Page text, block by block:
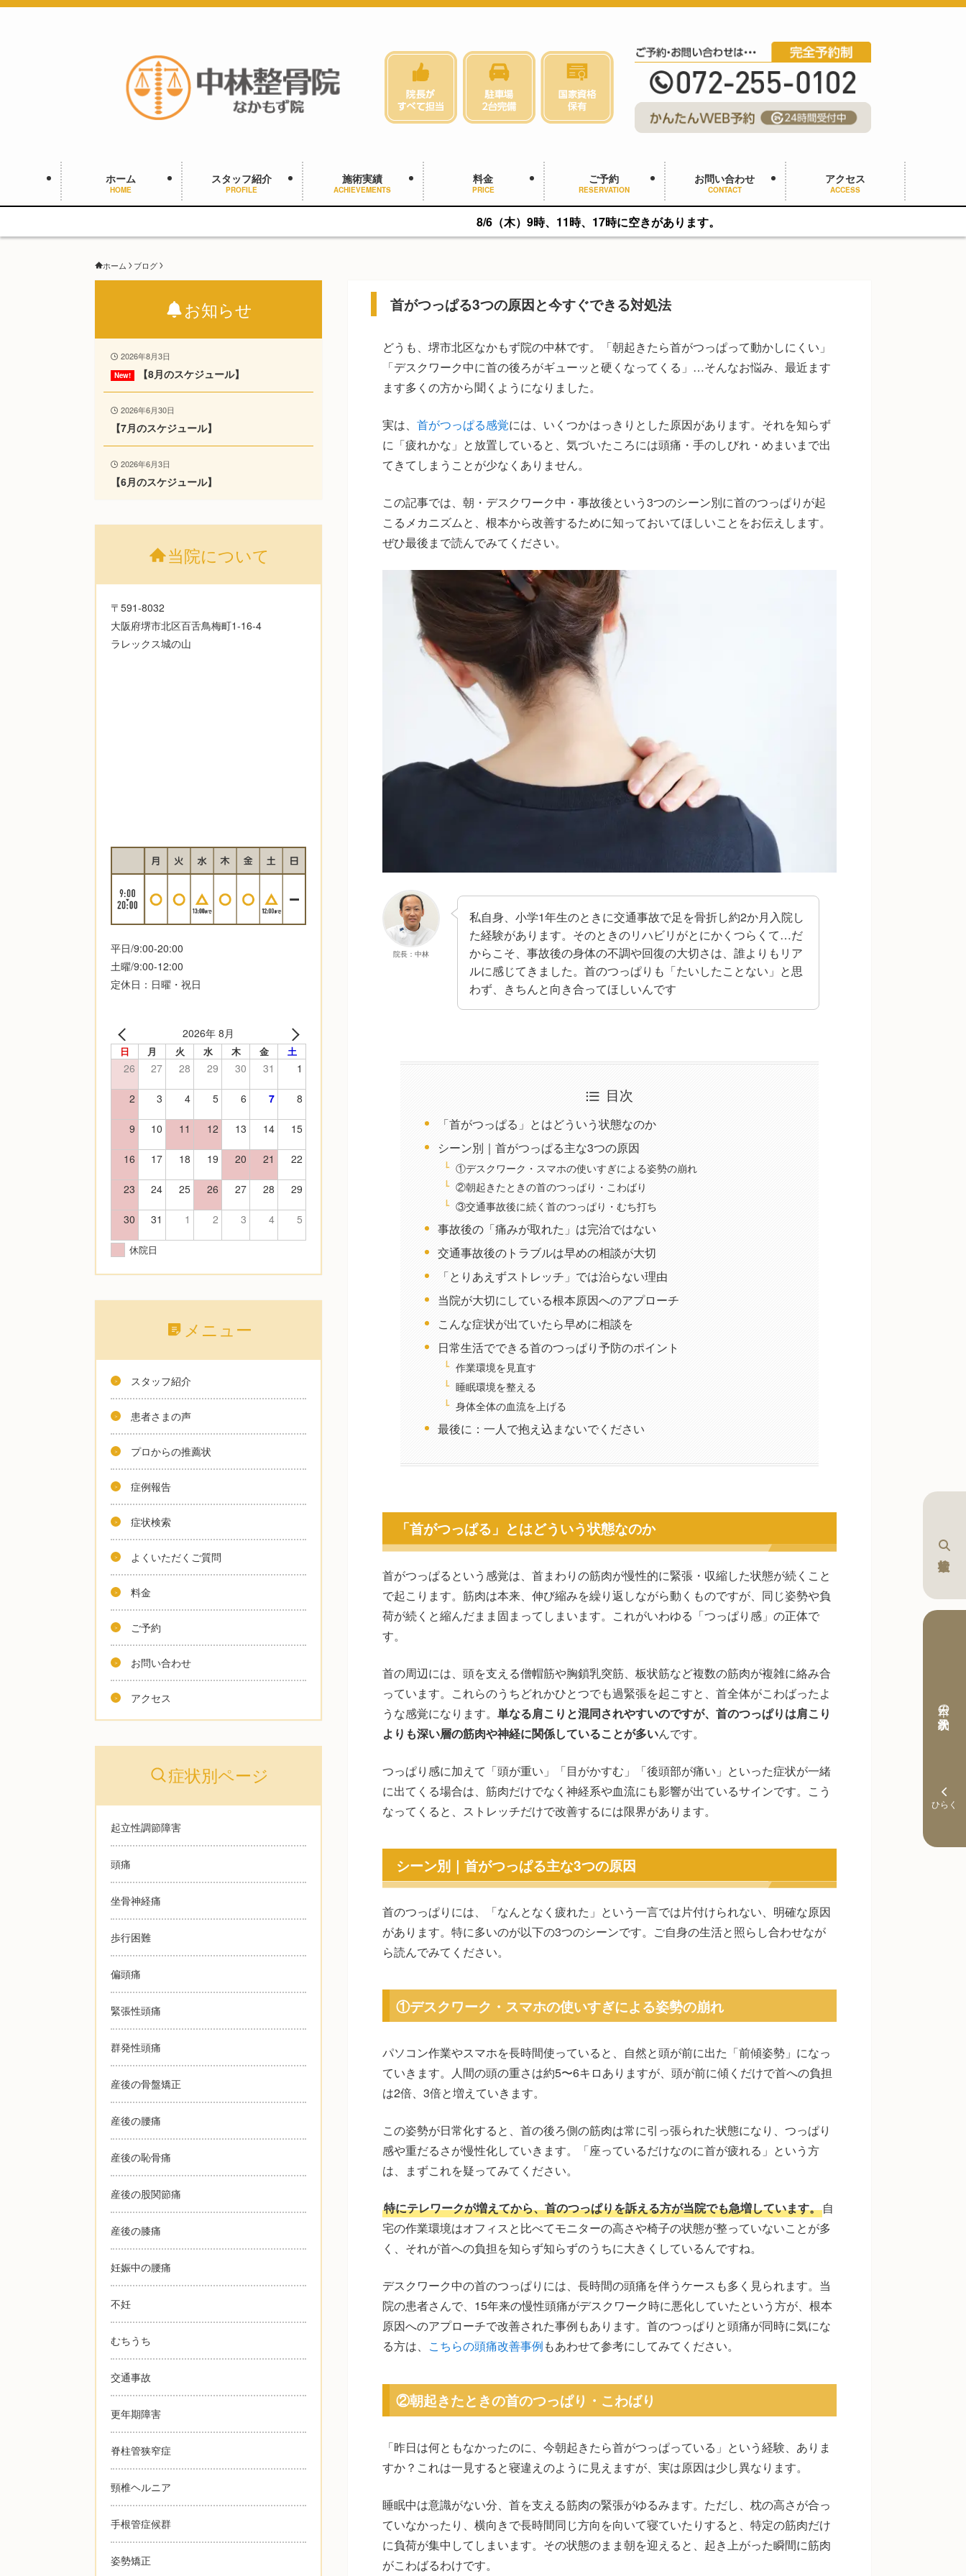
ホーム
HOME
スタッフ紹介
PROFILE
施術実績
ACHIEVEMENTS
料金
PRICE
ご予約
RESERVATION
お問い合わせ
CONTACT
アクセス
ACCESS
8/6（木）9時、11時、17時に空きがあります。
ホーム ブログ
首がつっぱる3つの原因と今すぐできる対処法
本日の予約状況
どうも、堺市北区なかもず院の中林です。「朝起きたら首がつっぱって動かしにくい」
「デスクワーク中に首の後ろがギューッと硬くなってくる」…そんなお悩み、最近ます
ます多くの方から聞くようになりました。
実は、 首がつっぱる感覚には、いくつかはっきりとした原因があります。それを知らず
に「疲れかな」と放置していると、気づいたころには頭痛・手のしびれ・めまいまで出
てきてしまうことが少なくありません。
この記事では、朝・デスクワーク中・事故後という3つのシーン別に首のつっぱりが起
こるメカニズムと、根本から改善するために知っておいてほしいことをお伝えします。
ぜひ最後まで読んでみてください。
院長：中林
私自身、小学1年生のときに交通事故で足を骨折し約2か月入院し
た経験があります。そのときのリハビリがとにかくつらくて…だ
からこそ、事故後の身体の不調や回復の大切さは、誰よりもリア
ルに感じてきました。首のつっぱりも「たいしたことない」と思
わず、きちんと向き合ってほしいんです
目次
「首がつっぱる」とはどういう状態なのか
シーン別｜首がつっぱる主な3つの原因
①デスクワーク・スマホの使いすぎによる姿勢の崩れ
②朝起きたときの首のつっぱり・こわばり
③交通事故後に続く首のつっぱり・むち打ち
事故後の「痛みが取れた」は完治ではない
交通事故後のトラブルは早めの相談が大切
「とりあえずストレッチ」では治らない理由
当院が大切にしている根本原因へのアプローチ
こんな症状が出ていたら早めに相談を
日常生活でできる首のつっぱり予防のポイント
作業環境を見直す
睡眠環境を整える
身体全体の血流を上げる
最後に：一人で抱え込まないでください
「首がつっぱる」とはどういう状態なのか
首がつっぱるという感覚は、首まわりの筋肉が慢性的に緊張・収縮した状態が続くこと
で起こります。筋肉は本来、伸び縮みを繰り返しながら動くものですが、同じ姿勢や負
荷が続くと縮んだまま固まってしまいます。これがいわゆる「つっぱり感」の正体で
す。
首の周辺には、頭を支える僧帽筋や胸鎖乳突筋、板状筋など複数の筋肉が複雑に絡み合
っています。これらのうちどれかひとつでも過緊張を起こすと、首全体がこわばったよ
うな感覚になります。 単なる肩こりと混同されやすいのですが、首のつっぱりは肩こり
よりも深い層の筋肉や神経に関係していることが多いんです。
つっぱり感に加えて「頭が重い」「目がかすむ」「後頭部が痛い」といった症状が一緒
に出てくる場合は、筋肉だけでなく神経系や血流にも影響が出ているサインです。こう
なってくると、ストレッチだけで改善するには限界があります。
シーン別｜首がつっぱる主な3つの原因
首のつっぱりには、「なんとなく疲れた」という一言では片付けられない、明確な原因
があります。特に多いのが以下の3つのシーンです。ご自身の生活と照らし合わせなが
ら読んでみてください。
①デスクワーク・スマホの使いすぎによる姿勢の崩れ
パソコン作業やスマホを長時間使っていると、自然と頭が前に出た「前傾姿勢」になっ
ていきます。人間の頭の重さは約5〜6キロありますが、頭が前に傾くだけで首への負担
は2倍、3倍と増えていきます。
この姿勢が日常化すると、首の後ろ側の筋肉は常に引っ張られた状態になり、つっぱり
感や重だるさが慢性化していきます。「座っているだけなのに首が疲れる」という方
は、まずこれを疑ってみてください。
特にテレワークが増えてから、首のつっぱりを訴える方が当院でも急増しています。自
宅の作業環境はオフィスと比べてモニターの高さや椅子の状態が整っていないことが多
く、それが首への負担を知らず知らずのうちに大きくしているんですね。
デスクワーク中の首のつっぱりには、長時間の頭痛を伴うケースも多く見られます。当
院の患者さんで、15年来の慢性頭痛がデスクワーク時に悪化していたという方が、根本
原因へのアプローチで改善された事例もあります。首のつっぱりと頭痛が同時に気にな
る方は、 こちらの頭痛改善事例もあわせて参考にしてみてください。
②朝起きたときの首のつっぱり・こわばり
「昨日は何ともなかったのに、今朝起きたら首がつっぱっている」という経験、ありま
すか？これは一見すると寝違えのように見えますが、実は原因は少し異なります。
睡眠中は意識がない分、首を支える筋肉の緊張がゆるみます。ただし、枕の高さが合っ
ていなかったり、横向きで長時間同じ方向を向いて寝ていたりすると、特定の筋肉だけ
に負荷が集中してしまいます。その状態のまま朝を迎えると、起き上がった瞬間に筋肉
がこわばるわけです。
お知らせ
2026年8月3日
【8月のスケジュール】
2026年6月30日
【7月のスケジュール】
2026年6月3日
【6月のスケジュール】
当院について
〒591-8032
大阪府堺市北区百舌鳥梅町1-16-4
ラレックス城の山
平日/9:00-20:00
土曜/9:00-12:00
定休日：日曜・祝日
2026年 8月
日 月 火 水 木 金 土
26 27 28 29 30 31 1
2 3 4 5 6 7 8
9 10 11 12 13 14 15
16 17 18 19 20 21 22
23 24 25 26 27 28 29
30 31 1 2 3 4 5
休院日
メニュー
スタッフ紹介
患者さまの声
プロからの推薦状
症例報告
症状検索
よくいただくご質問
料金
ご予約
お問い合わせ
アクセス
症状別ページ
起立性調節障害
頭痛
坐骨神経痛
歩行困難
偏頭痛
緊張性頭痛
群発性頭痛
産後の骨盤矯正
産後の腰痛
産後の恥骨痛
産後の股関節痛
産後の膝痛
妊娠中の腰痛
不妊
むちうち
交通事故
更年期障害
脊柱管狭窄症
頸椎ヘルニア
手根管症候群
姿勢矯正